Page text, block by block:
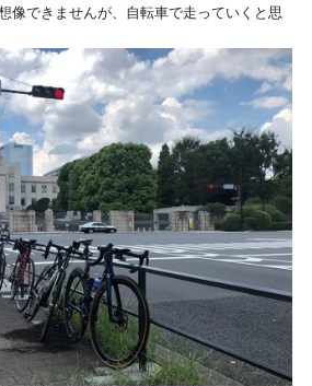
像できませんが、自転車で走っていくと思